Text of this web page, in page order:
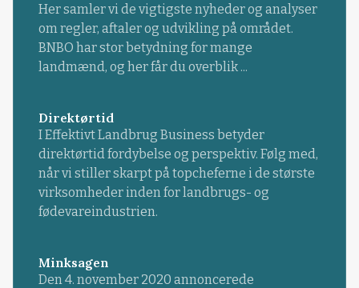
Her samler vi de vigtigste nyheder og analyser
om regler, aftaler og udvikling på området.
BNBO har stor betydning for mange
landmænd, og her får du overblik ...
Direktørtid
I Effektivt Landbrug Business betyder
direktørtid fordybelse og perspektiv. Følg med,
når vi stiller skarpt på topcheferne i de største
virksomheder inden for landbrugs- og
fødevareindustrien.
Minksagen
Den 4. november 2020 annoncerede